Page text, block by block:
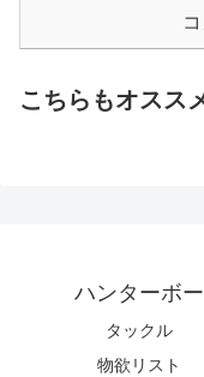
こちらもオスス
ハンターボ
タックル
物欲リスト